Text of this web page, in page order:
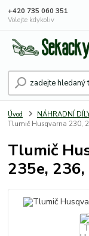
+420 735 060 351
Volejte kdykoliv
Úvod NÁHRADNÍ
Tlumič Husqvarna 230,
Tlumič
235e,